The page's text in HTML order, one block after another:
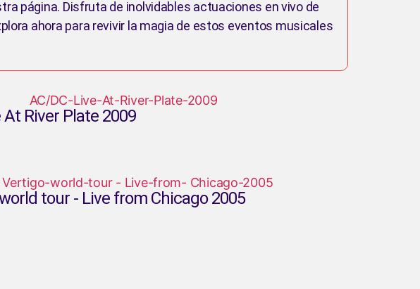
página. Disfruta de inolvidables actuaciones en vivo de
ahora para revivir la magia de estos eventos musicales
At River Plate 2009
tour - Live from Chicago 2005